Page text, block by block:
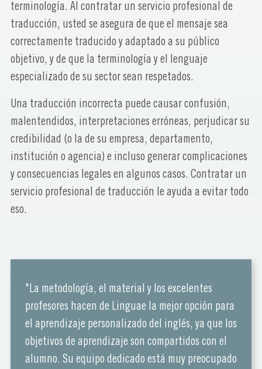
terminología. Al contratar un servicio profesional de
traducción, usted se asegura de que el mensaje sea
correctamente traducido y adaptado a su público
objetivo, y de que la terminología y el lenguaje
especializado de su sector sean respetados.
Una traducción incorrecta puede causar confusión,
malentendidos, interpretaciones erróneas, perjudicar su
credibilidad (o la de su empresa, departamento,
institución o agencia) e incluso generar complicaciones
y consecuencias legales en algunos casos. Contratar un
servicio profesional de traducción le ayuda a evitar todo
eso.
"La metodología, el material y los excelentes
profesores hacen de Linguae la mejor opción para
el aprendizaje personalizado del inglés, ya que los
objetivos de aprendizaje son compartidos con el
alumno. Su equipo dedicado está muy preocupado